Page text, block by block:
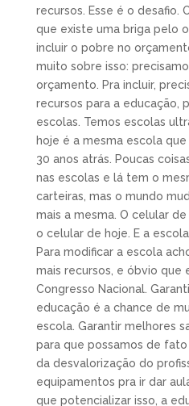
recursos. Esse é o desafio.
que existe uma briga pelo
incluir o pobre no
muito sobre isso:
orçamento. Pra incluir,
recursos para a educação,
escolas. Temos escolas
hoje é a mesma escola
30 anos atrás. Poucas
nas escolas e lá tem o
carteiras, mas o mundo
mais a mesma. O celular
o celular de hoje. E a
Para modificar a escola
mais recursos, e óbvio que
Congresso Nacional.
educação é a chance de
escola. Garantir melhores
para que possamos de
da desvalorização do
equipamentos pra ir dar
que potencializar isso, a